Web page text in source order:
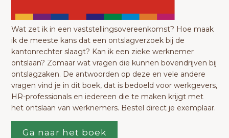
Wat zet ik in een vaststellingsovereenkomst? Hoe maak
ik de meeste kans dat een ontslagverzoek bij de
kantonrechter slaagt? Kan ik een zieke werknemer
ontslaan? Zomaar wat vragen die kunnen bovendrijven bij
ontslagzaken. De antwoorden op deze en vele andere
vragen vind je in dit boek, dat is bedoeld voor werkgevers,
HR-professionals en iedereen die te maken krijgt met
het ontslaan van werknemers. Bestel direct je exemplaar.
Ga naar het boek